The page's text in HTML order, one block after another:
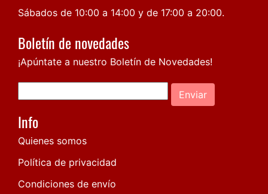
Sábados de 10:00 a 14:00 y de 17:00 a 20:00.
Boletín de novedades
¡Apúntate a nuestro Boletín de Novedades!
Enviar
Info
Quienes somos
Política de privacidad
Condiciones de envío